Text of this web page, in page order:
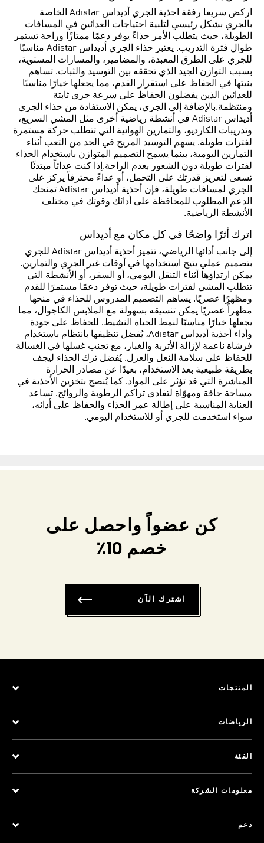
اركض سريعا رفقة احذية الجري أديداس Adistar الخاصة
بالجري بشكل رئيسي لتلبية احتياجات العدائين في المسافات
الطويلة، حيث يتطلب الأمر حذاءً يوفر دعمًا ممتازًا وراحة تستمر
طوال فترة التدريب. يعتبر حذاء الجري أديداس Adistar مناسبًا
للجري على الطرق المعبدة، والمضامير، والمسارات المستوية،
بسبب التوازن الجيد الذي تحققه بين التوسيد والثبات. تساهم
بنيتها في الحفاظ على استقرار القدم، مما يجعلها خيارًا مناسبًا
للعدائين الذين يفضلون الحفاظ على سرعة جري ثابتة
ومنتظمة.بالإضافة إلى الجري، يمكن الاستفادة من حذاء الجري
أديداس Adistar في أنشطة رياضية أخرى مثل المشي السريع،
وتدريبات الكارديو، والتمارين الهوائية التي تتطلب حركة مستمرة
لفترات طويلة. يسهم التوسيد المريح في الحد من التعب أثناء
التمارين اليومية، بينما يسمح التصميم المتوازن باستخدام الحذاء
لفترات طويلة دون الشعور بعدم الراحة.إذا كنت عدائاً مبتدئًا
تسعى لتعزيز قدرتك على التحمل، أو عداءً محترفاً يركز على
الجري لمسافات طويلة، فإن أحذية أديداس Adistar تمنحك
الدعم المطلوب للمحافظة على أدائك وقوتك في مختلف
الأنشطة الرياضية.
اترك أثرًا واضحًا في كل مكان مع أديداس
إلى جانب أدائها الرياضي، تتميز أحذية أديداس Adistar للجري
بتصميم عملي يتيح استخدامها في أوقات غير الجري والتمارين.
يمكن ارتداؤها أثناء التنقل اليومي، أو السفر، أو الأنشطة التي
تتطلب المشي لفترات طويلة، حيث توفر دعمًا مستمرًا للقدم
ومظهرًا عصريًا. يساهم التصميم المدروس للحذاء في منحها
مظهراً عصريًا يمكن تنسيقه بسهولة مع الملابس الكاجوال، مما
يجعلها خيارًا مناسبًا لنمط الحياة النشيط. للحفاظ على جودة
وأداء أحذية أديداس Adistar، يُفضل تنظيفها بانتظام باستخدام
فرشاة ناعمة لإزالة الأتربة والغبار، مع تجنب غسلها في الغسالة
للحفاظ على سلامة النعل والعزل. يُفضل ترك الحذاء ليجف
بطريقة طبيعية بعد الاستخدام، بعيدًا عن مصادر الحرارة
المباشرة التي قد تؤثر على المواد. كما يُنصح بتخزين الأحذية في
مساحة جافة ومهوّاة لتفادي تراكم الرطوبة والروائح. تساعد
العناية المناسبة على إطالة عمر الحذاء والحفاظ على أدائه،
سواء استخدمت للجري أو للاستخدام اليومي.
كن عضواً واحصل على
خصم 10٪
اشترك الآن
المنتجات
الرياضات
الفئة
معلومات الشركة
دعم